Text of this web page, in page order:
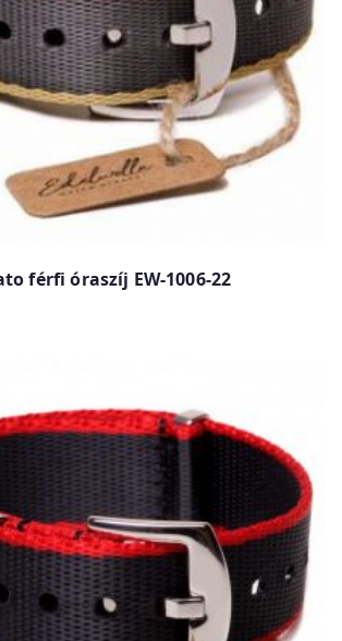
férfi óraszíj EW-1006-22